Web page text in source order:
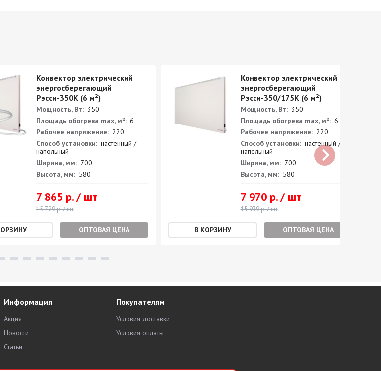
Конвектор электрический
энергосберегающий
Рэсси-350К (6 м²)
Мощность, Вт: 350
Площадь обогрева max, м²: 6
Рабочее напряжение: 220
Способ установки: настенный /
напольный
Ширина, мм: 700
Высота, мм: 580
7 865 р. / шт
15 729 р. / шт
ОПТОВАЯ ЦЕНА
Конвектор электрический
энергосберегающий
Рэсси-350/175K (6 м²)
Мощность, Вт: 350
Площадь обогрева max, м²: 6
Рабочее напряжение: 220
Способ установки: настенный /
напольный
Ширина, мм: 700
Высота, мм: 580
7 970 р. / шт
15 939 р. / шт
ОПТОВАЯ ЦЕНА
Информация
Акция
Новости
Статьи
Покупателям
Условия доставки
Условия оплаты